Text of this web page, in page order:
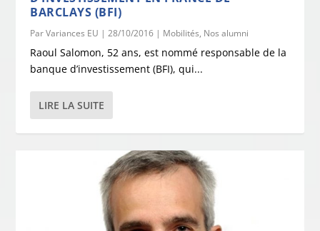
BARCLAYS (BFI)
ParVariances EU |28/10/2016 | Mobilités, Nos alumni
Raoul Salomon, 52 ans, est nommé responsable de la
banque d’investissement (BFI), qui...
LIRE LA SUITE